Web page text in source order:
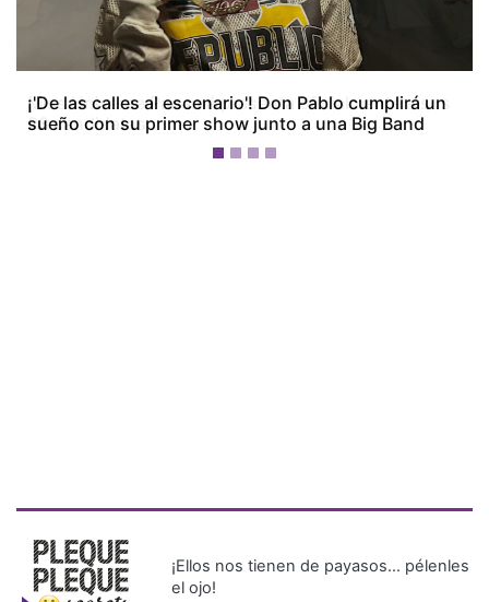
¡'De las calles al escenario'! Don Pablo cumplirá un
sueño con su primer show junto a una Big Band
¡Ellos nos tienen de payasos… pélenles
el ojo!